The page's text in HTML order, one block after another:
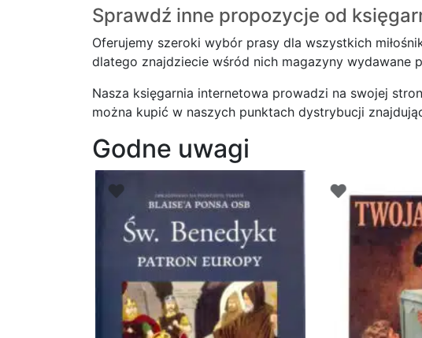
Sprawdź inne propozycje od
Oferujemy szeroki wybór prasy dla wszystkich
dlatego znajdziecie wśród nich magazyny wydawane
Nasza księgarnia internetowa prowadzi na swojej
można kupić w naszych punktach dystrybucji
Godne uwagi